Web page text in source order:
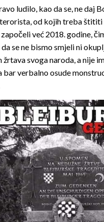
ludilo, kao da se, ne daj
od kojih treba štititi
započeli već 2018. godine,
se ne bismo smjeli ni
svoga naroda, a nije
bar verbalno osude